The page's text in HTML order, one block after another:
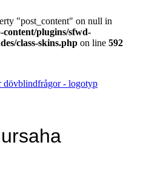
"post_content" on null in
plugins/sfwd-
class-skins.php on line 592